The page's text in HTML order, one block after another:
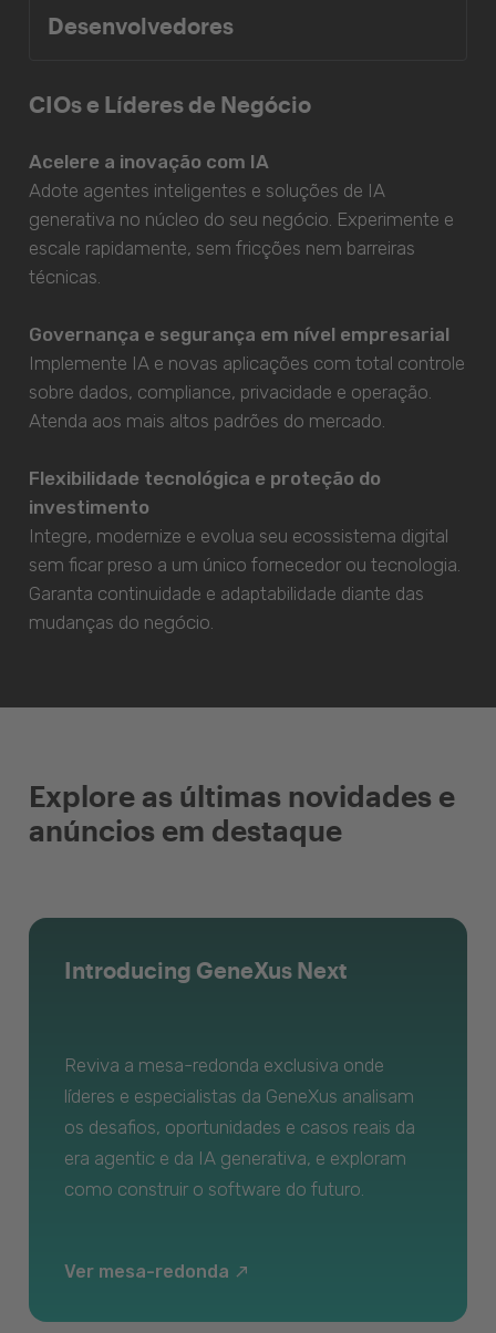
Desenvolvedores
CIOs e Líderes de Negócio
Acelere a inovação com IA
Adote agentes inteligentes e soluções de IA
generativa no núcleo do seu negócio. Experimente e
escale rapidamente, sem fricções nem barreiras
técnicas.
Governança e segurança em nível empresarial
Implemente IA e novas aplicações com total controle
sobre dados, compliance, privacidade e operação.
Atenda aos mais altos padrões do mercado.
Flexibilidade tecnológica e proteção do
investimento
Integre, modernize e evolua seu ecossistema digital
sem ficar preso a um único fornecedor ou tecnologia.
Garanta continuidade e adaptabilidade diante das
mudanças do negócio.
Explore as últimas novidades e
anúncios em destaque
Introducing GeneXus Next
Reviva a mesa-redonda exclusiva onde
líderes e especialistas da GeneXus analisam
os desafios, oportunidades e casos reais da
era agentic e da IA generativa, e exploram
como construir o software do futuro.
Ver mesa-redonda